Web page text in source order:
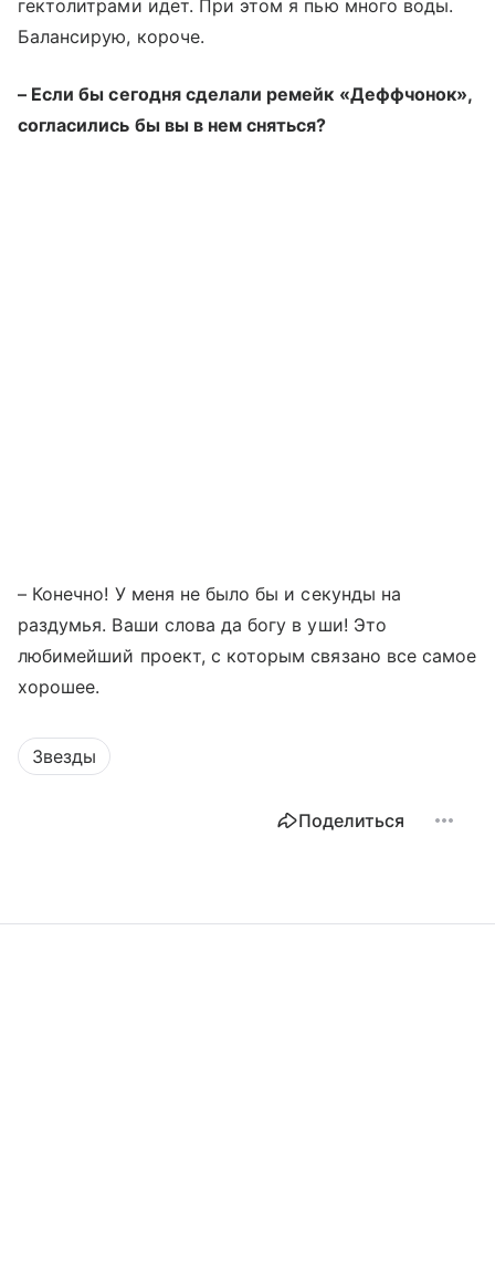
гектолитрами идет. При этом я пью много воды.
Балансирую, короче.
– Если бы сегодня сделали ремейк «Деффчонок»,
согласились бы вы в нем сняться?
– Конечно! У меня не было бы и секунды на
раздумья. Ваши слова да богу в уши! Это
любимейший проект, с которым связано все самое
хорошее.
Звезды
Поделиться